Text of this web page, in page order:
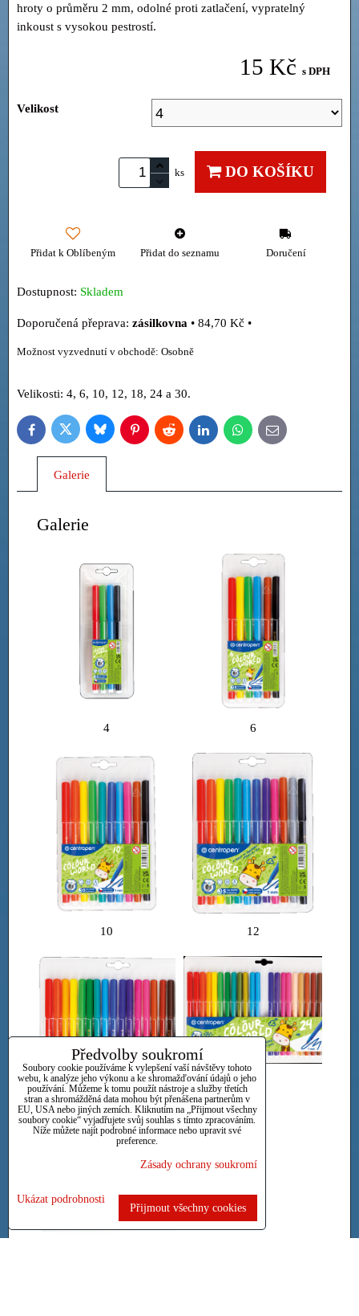
hroty o průměru 2 mm, odolné proti zatlačení, vypratelný
inkoust s vysokou pestrostí.
15 Kč s DPH
Velikost
ks DO KOŠÍKU
Přidat k Oblíbeným Přidat do seznamu Doručení
Dostupnost: Skladem
zásilkovna • 84,70 Kč •
Osobně
Velikosti: 4, 6, 10, 12, 18, 24 a 30.
FacebookTwitter BlueskyPinterestReddit LinkedInWhatsApp
E-
mail
Galerie
Galerie
4 6
10 12
18
24
Předvolby soukromí
Soubory cookie používáme k vylepšení vaší návštěvy tohoto
webu, k analýze jeho výkonu a ke shromažďování údajů o jeho
používání. Můžeme k tomu použít nástroje a služby třetích
stran a shromážděná data mohou být přenášena partnerům v
EU, USA nebo jiných zemích. Kliknutím na „Přijmout všechny
soubory cookie“ vyjadřujete svůj souhlas s tímto zpracováním.
Níže můžete najít podrobné informace nebo upravit své
preference.
Zásady ochrany soukromí
Ukázat podrobnosti
Přijmout všechny cookies